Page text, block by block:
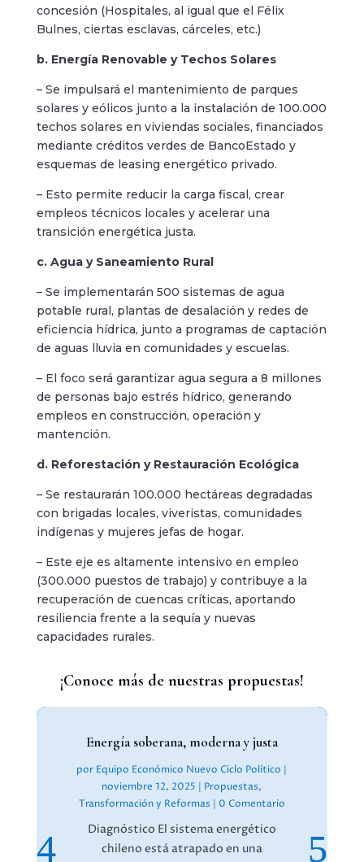
concesión (Hospitales, al igual que el Félix
Bulnes, ciertas esclavas, cárceles, etc.)
b. Energía Renovable y Techos Solares
– Se impulsará el mantenimiento de parques
solares y eólicos junto a la instalación de 100.000
techos solares en viviendas sociales, financiados
mediante créditos verdes de BancoEstado y
esquemas de leasing energético privado.
– Esto permite reducir la carga fiscal, crear
empleos técnicos locales y acelerar una
transición energética justa.
c. Agua y Saneamiento Rural
– Se implementarán 500 sistemas de agua
potable rural, plantas de desalación y redes de
eficiencia hídrica, junto a programas de captación
de aguas lluvia en comunidades y escuelas.
– El foco será garantizar agua segura a 8 millones
de personas bajo estrés hídrico, generando
empleos en construcción, operación y
mantención.
d. Reforestación y Restauración Ecológica
– Se restaurarán 100.000 hectáreas degradadas
con brigadas locales, viveristas, comunidades
indígenas y mujeres jefas de hogar.
– Este eje es altamente intensivo en empleo
(300.000 puestos de trabajo) y contribuye a la
recuperación de cuencas críticas, aportando
resiliencia frente a la sequía y nuevas
capacidades rurales.
¡Conoce más de nuestras propuestas!
Energía soberana, moderna y justa
por Equipo Económico Nuevo Ciclo Político |
noviembre 12, 2025 | Propuestas,
Transformación y Reformas | 0 Comentario
Diagnóstico El sistema energético
chileno está atrapado en una